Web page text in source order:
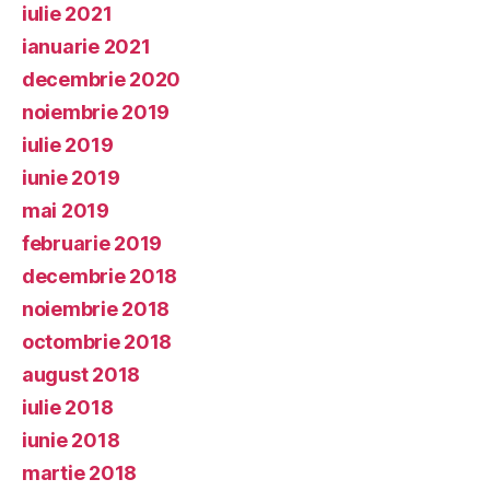
iulie 2021
ianuarie 2021
decembrie 2020
noiembrie 2019
iulie 2019
iunie 2019
mai 2019
februarie 2019
decembrie 2018
noiembrie 2018
octombrie 2018
august 2018
iulie 2018
iunie 2018
martie 2018